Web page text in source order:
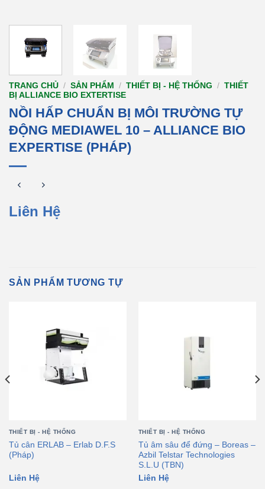
TRANG CHỦ / SẢN PHẨM / THIẾT BỊ - HỆ THỐNG / THIẾT
BỊ ALLIANCE BIO EXTERTISE
NỒI HẤP CHUẨN BỊ MÔI TRƯỜNG TỰ
ĐỘNG MEDIAWEL 10 – ALLIANCE BIO
EXPERTISE (PHÁP)
Liên Hệ
SẢN PHẨM TƯƠNG TỰ
THIẾT BỊ - HỆ THỐNG
Tủ cân ERLAB – Erlab D.F.S
(Pháp)
Liên Hệ
THIẾT BỊ - HỆ THỐNG
Tủ âm sâu để đứng – Boreas –
Azbil Telstar Technologies
S.L.U (TBN)
Liên Hệ